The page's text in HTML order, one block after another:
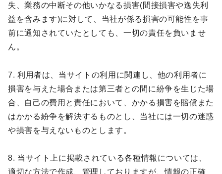
失、業務の中断その他いかなる損害(間接損害や逸失利
益を含みます)に対して、当社が係る損害の可能性を事
前に通知されていたとしても、一切の責任を負いませ
ん。
7. 利用者は、当サイトの利用に関連し、他の利用者に
損害を与えた場合または第三者との間に紛争を生じた場
合、自己の費用と責任において、かかる損害を賠償また
はかかる紛争を解決するものとし、当社には一切の迷惑
や損害を与えないものとします。
8. 当サイト上に掲載されている各種情報については、
適切な方法で作成、管理しておりますが、情報の正確